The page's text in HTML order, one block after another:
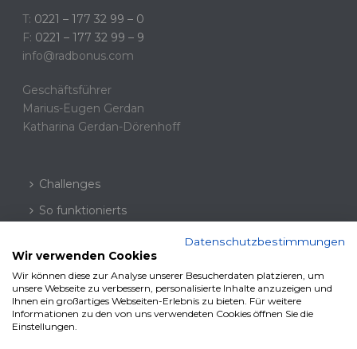
T: 0221 – 177 32 99 – 0
F: 0221 – 177 32 99 – 9
info@radbonus.com
Geschäftsführer
Marius-Eugen Gerdan
Katharina Gerdan-Dörenhoff
Challenges
So funktionierts
Datenschutz
FAQs
Impressum
Datenschutzbestimmungen
Wir verwenden Cookies
Wir können diese zur Analyse unserer Besucherdaten platzieren, um
unsere Webseite zu verbessern, personalisierte Inhalte anzuzeigen und
Ihnen ein großartiges Webseiten-Erlebnis zu bieten. Für weitere
Informationen zu den von uns verwendeten Cookies öffnen Sie die
Einstellungen.